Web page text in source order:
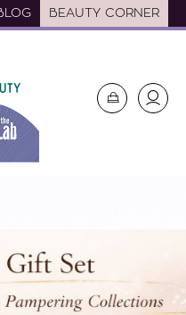
BEAUTY CORNER